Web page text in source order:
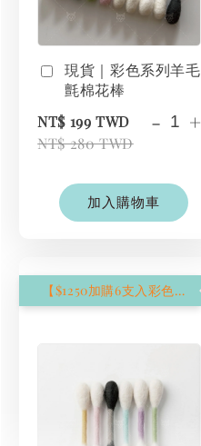
現貨｜彩色系列羊毛
氈棉花棒
NT$ 199 TWD
NT$ 280 TWD
- +
加入購物車
【$1250加購6支入彩色棉花棒】